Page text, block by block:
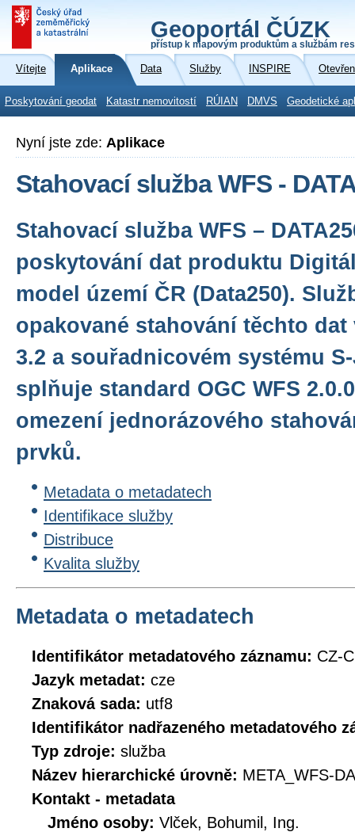
Geoportál ČÚZK
přístup k mapovým produktům a službám
Vítejte Aplikace Data Služby INSPIRE
Poskytování geodat Katastr nemovitostí RÚIAN DMVS Geodetické
Nyní jste zde: Aplikace
Stahovací služba WFS -
Stahovací služba WFS –
poskytování dat produktu
model území ČR (Data250).
opakované stahování těchto dat
3.2 a souřadnicovém systému
splňuje standard OGC WFS
omezení jednorázového
prvků.
Metadata o metadatech
Identifikace služby
Distribuce
Kvalita služby
Metadata o metadatech
Identifikátor metadatového záznamu: CZ-
Jazyk metadat: cze
Znaková sada: utf8
Identifikátor nadřazeného metadatového
Typ zdroje: služba
Název hierarchické úrovně: META_WFS-
Kontakt - metadata
Jméno osoby: Vlček, Bohumil, Ing.